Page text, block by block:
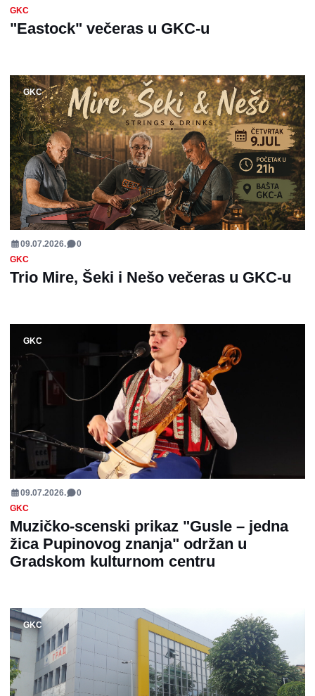
GKC
"Eastock" večeras u GKC-u
GKC
09.07.2026.
0
GKC
Trio Mire, Šeki i Nešo večeras u GKC-u
GKC
09.07.2026.
0
GKC
Muzičko-scenski prikaz "Gusle – jedna
žica Pupinovog znanja" održan u
Gradskom kulturnom centru
GKC